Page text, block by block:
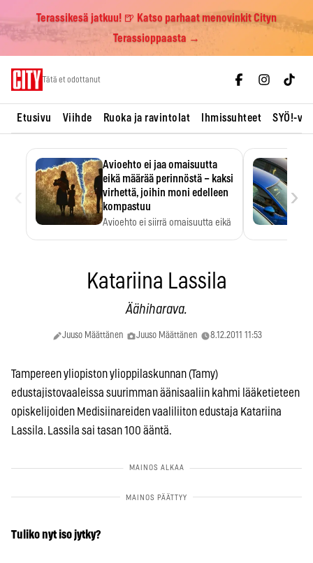
Terassikesä jatkuu! 🍺 Katso parhaat menovinkit Cityn
Terassioppaasta →
Tätä et odottanut
Etusivu Viihde Ruoka ja ravintolat Ihmissuhteet SYÖ!-
Avioehto ei jaa omaisuutta
eikä määrää perinnöstä – kaksi
virhettä, joihin moni edelleen
kompastuu
Avioehto ei siirrä omaisuutta eikä
›
Katariina Lassila
Äähiharava.
Juuso Määttänen Juuso Määttänen 8.12.2011 11:53
Tampereen yliopiston ylioppilaskunnan (Tamy)
edustajistovaaleissa suurimman äänisaaliin kahmi lääketieteen
opiskelijoiden Medisiinareiden vaaliliiton edustaja Katariina
Lassila. Lassila sai tasan 100 ääntä.
Tuliko nyt iso jytky?